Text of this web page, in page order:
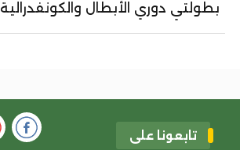
بطولتي دوري الأبطال والكونفدرالية
تابعونا على